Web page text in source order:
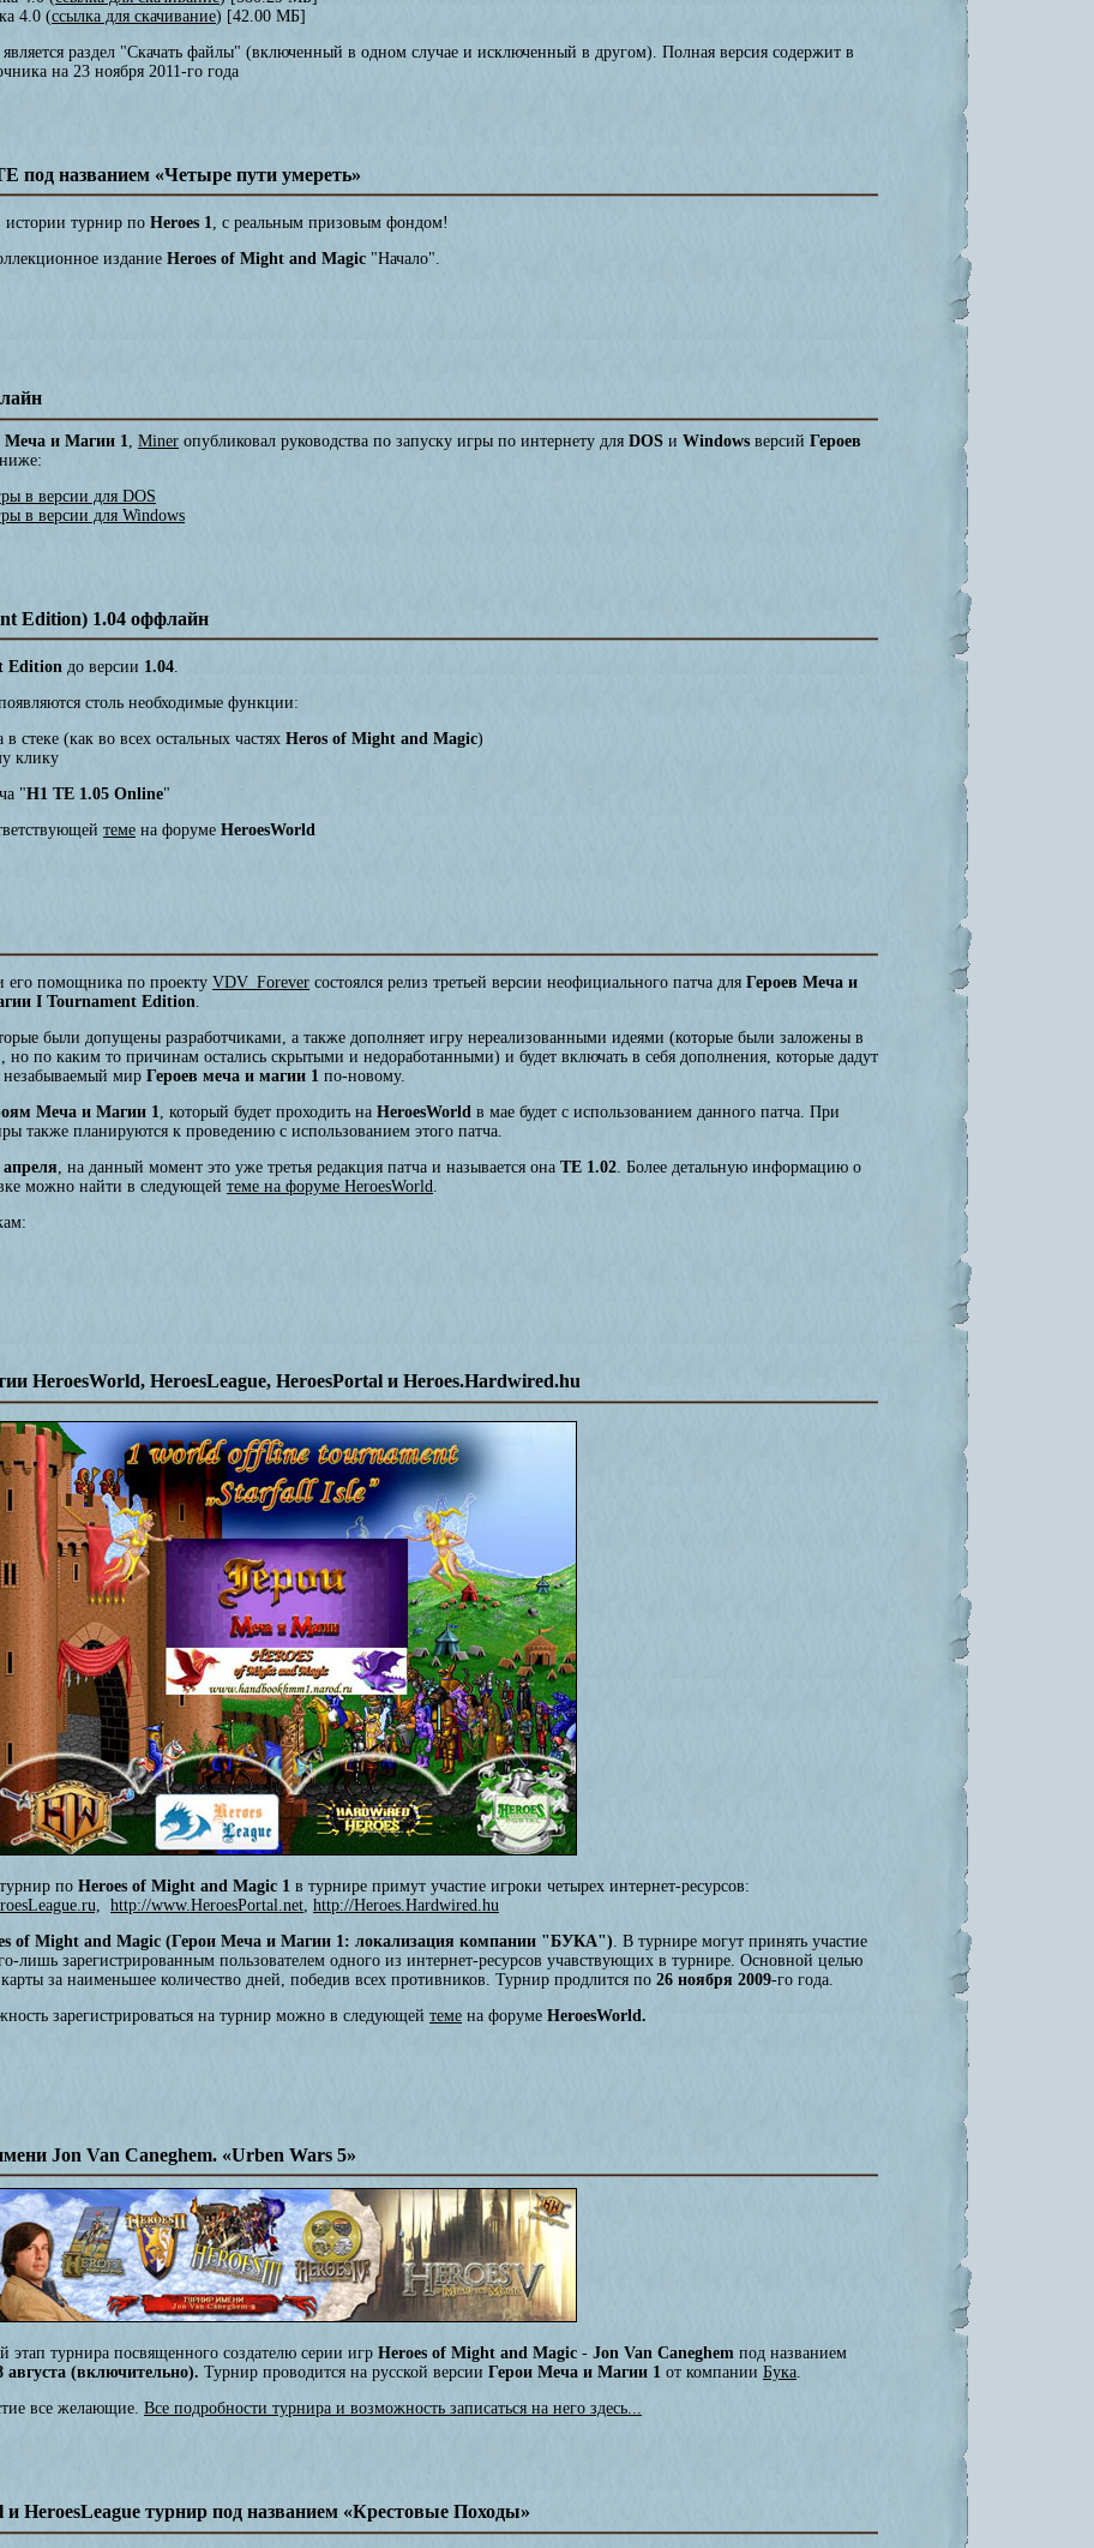
4.0 (ссылка для скачивание) [42.00 МБ]
раздел "Скачать файлы" (включенный в одном случае и исключенный в другом). Полная версия содержит в
на 23 ноября 2011-го года
под названием «Четыре пути умереть»
истории турнир по Heroes 1, с реальным призовым фондом!
издание Heroes of Might and Magic "Начало".
Меча и Магии 1 Miner опубликовал руководства по запуску игры по интернету для DOS и Windows версий Героев
в версии для DOS
в версии для Windows
Edition) 1.04 оффлайн
Edition до версии 1.04.
столь необходимые функции:
стеке (как во всех остальных частях Heros of Might and Magic)
клику
"H1 TE 1.05 Online"
теме на форуме HeroesWorld
его помощника по проекту VDV_Forever состоялся релиз третьей версии неофициального патча для Героев Меча и
I Tournament Edition
были допущены разработчиками, а также дополняет игру нереализованными идеями (которые были заложены в
но по каким то причинам остались скрытыми и недоработанными) и будет включать в себя дополнения, которые дадут
незабываемый мир Героев меча и магии 1 по-новому.
Меча и Магии 1 , который будет проходить на HeroesWorld в мае будет с использованием данного патча. При
также планируются к проведению с использованием этого патча.
апреля , на данный момент это уже третья редакция патча и называется она TE 1.02 . Более детальную информацию о
можно найти в следующей теме на форуме HeroesWorld
HeroesWorld, HeroesLeague, HeroesPortal и Heroes.Hardwired.hu
по Heroes of Might and Magic 1 в турнире примут участие игроки четырех интернет-ресурсов:
http://www.HeroesPortal.net http://Heroes.Hardwired.hu
of Might and Magic (Герои Меча и Магии 1: локализация компании "БУКА") . В турнире могут принять участие
лишь зарегистрированным пользователем одного из интернет-ресурсов учавствующих в турнире. Основной целью
за наименьшее количество дней, победив всех противников. Турнир продлится по 26 ноября 2009-го года.
зарегистрироваться на турнир можно в следующей теме на форуме HeroesWorld.
Jon Van Caneghem. «Urben Wars 5»
этап турнира посвященного создателю серии игр Heroes of Might and Magic - Jon Van Caneghem под названием
августа (включительно). Турнир проводится на русской версии Герои Меча и Магии 1 от компании Бука
все желающие. Все подробности турнира и возможность записаться на него здесь...
HeroesLeague турнир под названием «Крестовые Походы»